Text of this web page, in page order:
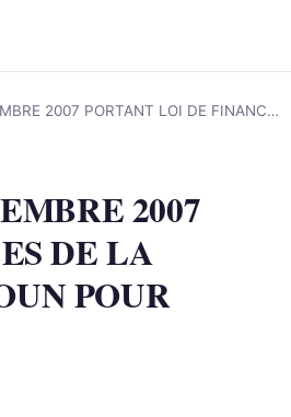
2007 PORTANT LOI DE FINANC…
2007
DE LA
POUR